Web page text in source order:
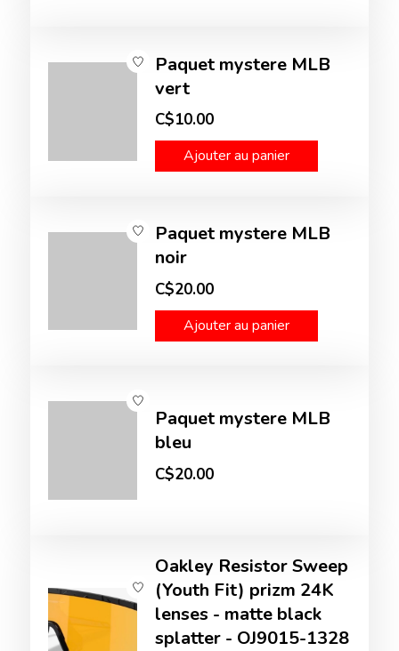
Paquet mystere MLB
vert
C$10.00
Ajouter au panier
Paquet mystere MLB
noir
C$20.00
Ajouter au panier
Paquet mystere MLB
bleu
C$20.00
Oakley Resistor Sweep
(Youth Fit) prizm 24K
lenses - matte black
splatter - OJ9015-1328